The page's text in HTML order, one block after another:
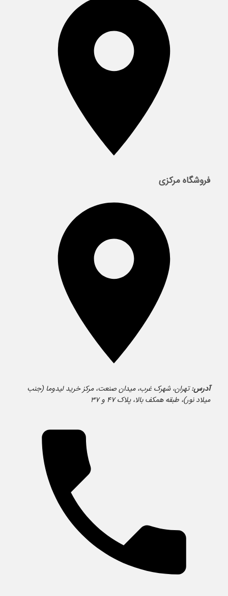
فروشگاه مرکزی
آدرس:تهران، شهرک غرب، میدان صنعت، مرکز خرید لیدوما (جنب
میلاد نور)، طبقه همکف بالا، پلاک ۴۷ و ۳۷